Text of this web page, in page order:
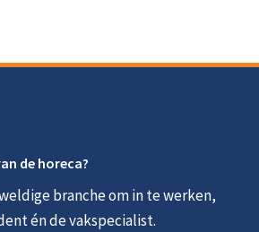
de horeca?
branche om in te werken,
én de vakspecialist.